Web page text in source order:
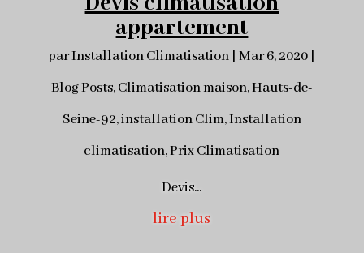
appartement
parInstallation Climatisation |Mar 6, 2020 |
Blog Posts,Climatisation maison,Hauts-de-
Seine-92,installation Clim,Installation
climatisation,Prix Climatisation
Devis...
lire plus